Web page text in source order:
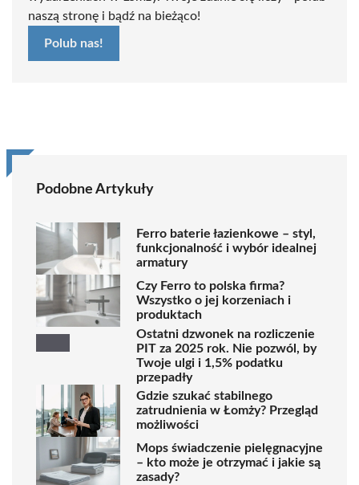
naszą stronę i bądź na bieżąco!
Polub nas!
Podobne Artykuły
Ferro baterie łazienkowe – styl,
funkcjonalność i wybór idealnej
armatury
Czy Ferro to polska firma?
Wszystko o jej korzeniach i
produktach
Ostatni dzwonek na rozliczenie
PIT za 2025 rok. Nie pozwól, by
Twoje ulgi i 1,5% podatku
przepadły
Gdzie szukać stabilnego
zatrudnienia w Łomży? Przegląd
możliwości
Mops świadczenie pielęgnacyjne
– kto może je otrzymać i jakie są
zasady?